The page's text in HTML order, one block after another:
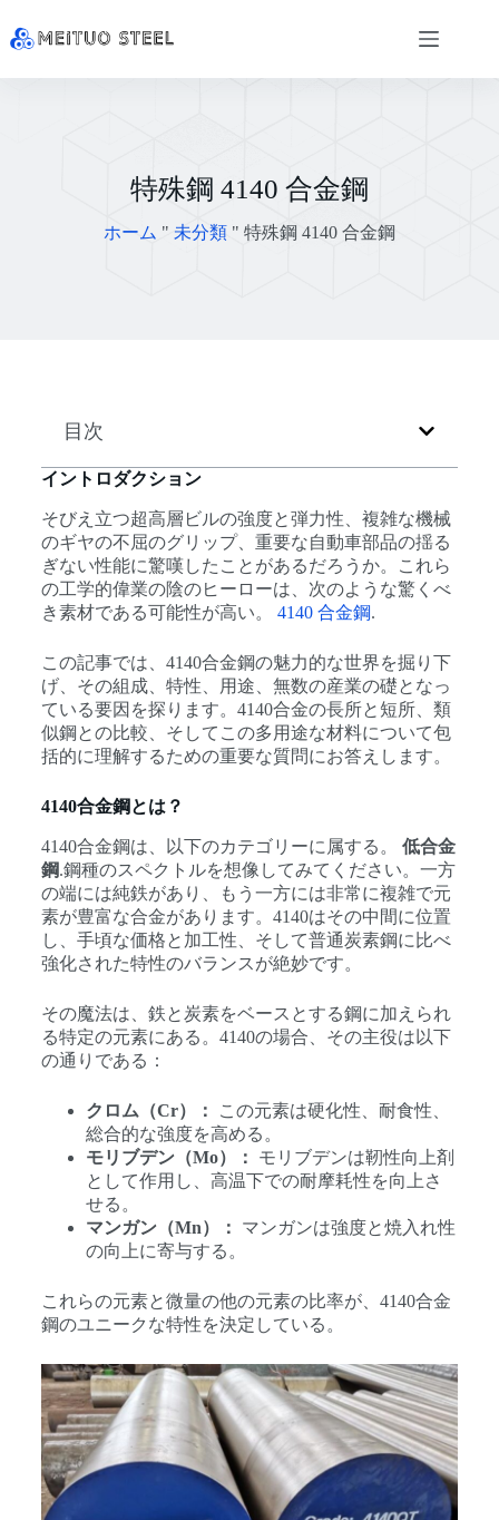
特殊鋼 4140 合金鋼
ホーム " 未分類" 特殊鋼 4140 合金鋼
目次
イントロダクション
そびえ立つ超高層ビルの強度と弾力性、複雑な機械
のギヤの不屈のグリップ、重要な自動車部品の揺る
ぎない性能に驚嘆したことがあるだろうか。これら
の工学的偉業の陰のヒーローは、次のような驚くべ
き素材である可能性が高い。 4140 合金鋼.
この記事では、4140合金鋼の魅力的な世界を掘り下
げ、その組成、特性、用途、無数の産業の礎となっ
ている要因を探ります。4140合金の長所と短所、類
似鋼との比較、そしてこの多用途な材料について包
括的に理解するための重要な質問にお答えします。
4140合金鋼とは？
4140合金鋼は、以下のカテゴリーに属する。 低合金
鋼.鋼種のスペクトルを想像してみてください。一方
の端には純鉄があり、もう一方には非常に複雑で元
素が豊富な合金があります。4140はその中間に位置
し、手頃な価格と加工性、そして普通炭素鋼に比べ
強化された特性のバランスが絶妙です。
その魔法は、鉄と炭素をベースとする鋼に加えられ
る特定の元素にある。4140の場合、その主役は以下
の通りである：
クロム（Cr）：
この元素は硬化性、耐食性、
総合的な強度を高める。
モリブデン（Mo）：
モリブデンは靭性向上剤
として作用し、高温下での耐摩耗性を向上さ
せる。
マンガン（Mn）：
マンガンは強度と焼入れ性
の向上に寄与する。
これらの元素と微量の他の元素の比率が、4140合金
鋼のユニークな特性を決定している。